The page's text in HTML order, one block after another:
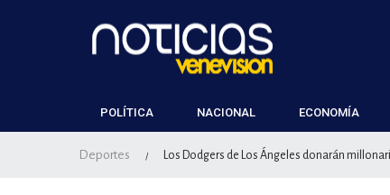
POLÍTICA NACIONAL ECONOMÍA
Deportes / Los Dodgers de Los Ángeles donarán